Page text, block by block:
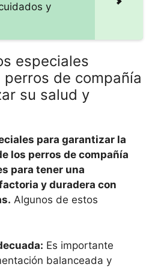
y
especiales
de compañía
su salud y
para garantizar la
los perros de compañía
para tener una
y duradera con
Algunos de estos
Es importante
balanceada y